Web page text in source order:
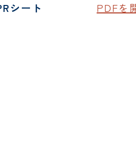
シート PDFを